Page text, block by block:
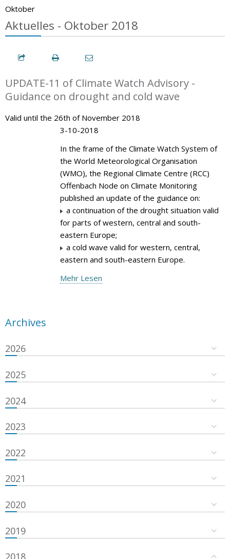
Oktober
Aktuelles - Oktober 2018
UPDATE-11 of Climate Watch Advisory -
Guidance on drought and cold wave
Valid until the 26th of November 2018
3-10-2018
In the frame of the Climate Watch System of
the World Meteorological Organisation
(WMO), the Regional Climate Centre (RCC)
Offenbach Node on Climate Monitoring
published an update of the guidance on:
a continuation of the drought situation valid
for parts of western, central and south-
eastern Europe;
a cold wave valid for western, central,
eastern and south-eastern Europe.
Mehr Lesen
Archives
2026
2025
2024
2023
2022
2021
2020
2019
2018